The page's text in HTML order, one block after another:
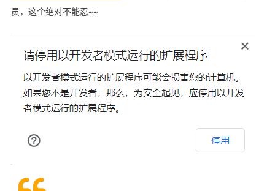
员，这个绝对不能忍~~
爱好
日语
归档
生活